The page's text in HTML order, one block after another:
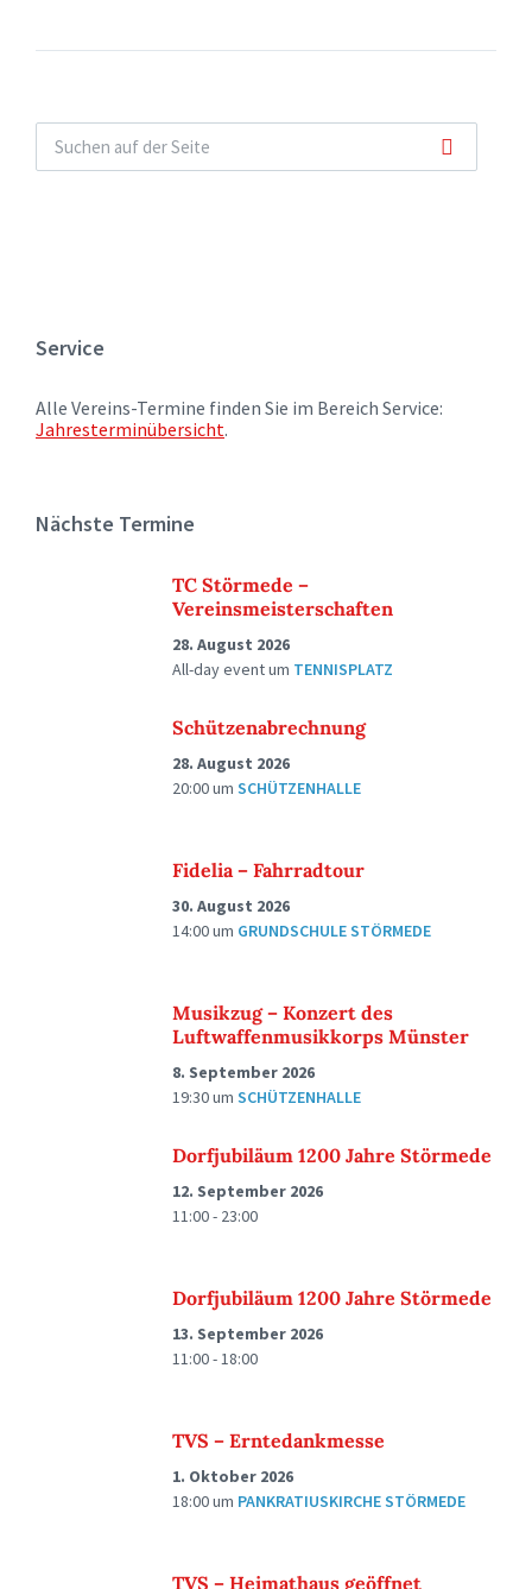
Service
Alle Vereins-Termine finden Sie im Bereich Service:
Jahresterminübersicht.
Nächste Termine
TC Störmede –
Vereinsmeisterschaften
28. August 2026
All-day eventum TENNISPLATZ
Schützenabrechnung
28. August 2026
20:00um SCHÜTZENHALLE
Fidelia – Fahrradtour
30. August 2026
14:00um GRUNDSCHULE STÖRMEDE
Musikzug – Konzert des
Luftwaffenmusikkorps Münster
8. September 2026
19:30um SCHÜTZENHALLE
Dorfjubiläum 1200 Jahre Störmede
12. September 2026
11:00 - 23:00
Dorfjubiläum 1200 Jahre Störmede
13. September 2026
11:00 - 18:00
TVS – Erntedankmesse
1. Oktober 2026
18:00um PANKRATIUSKIRCHE STÖRMEDE
TVS – Heimathaus geöffnet